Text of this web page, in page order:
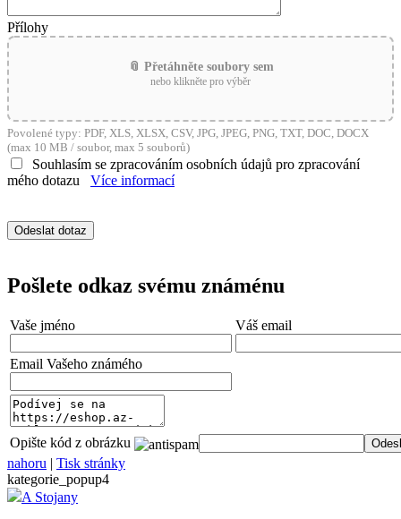
Přílohy
📎 Přetáhněte soubory sem
nebo klikněte pro výběr
Povolené typy: PDF, XLS, XLSX, CSV, JPG, JPEG, PNG, TXT, DOC, DOCX
(max 10 MB / soubor, max 5 souborů)
Souhlasím se zpracováním osobních údajů pro zpracování
mého dotazu
Více informací
Pošlete odkaz svému známénu
Vaše jméno Váš email
Email Vašeho známého
Opište kód z obrázku
nahoru | Tisk stránky
kategorie_popup4
A Stojany